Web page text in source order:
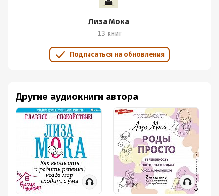
Лиза Мока
13 книг
Подписаться на обновления
Другие аудиокниги автора